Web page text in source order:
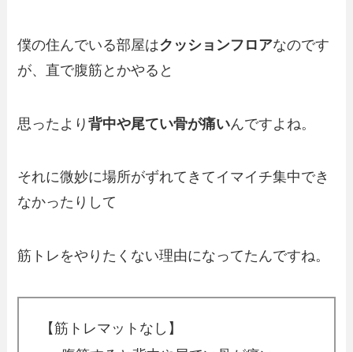
僕の住んでいる部屋はクッションフロアなのです
が、直で腹筋とかやると
思ったより背中や尾てい骨が痛いんですよね。
それに微妙に場所がずれてきてイマイチ集中でき
なかったりして
筋トレをやりたくない理由になってたんですね。
【筋トレマットなし】